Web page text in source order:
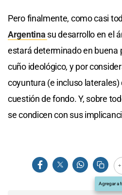
Pero finalmente, como casi
Argentina su desarrollo en el
estará determinado en buena
cuño ideológico, y por
coyuntura (e incluso laterales)
cuestión de fondo. Y, sobre
se condicen con sus
Agregar a